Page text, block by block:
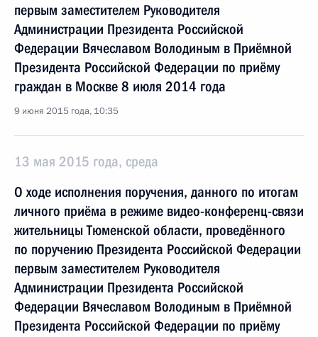
первым заместителем Руководителя
Администрации Президента Российской
Федерации Вячеславом Володиным в Приёмной
Президента Российской Федерации по приёму
граждан в Москве 8 июля 2014 года
9 июня 2015 года, 10:35
13 мая 2015 года, среда
О ходе исполнения поручения, данного по итогам
личного приёма в режиме видео-конференц-связи
жительницы Тюменской области, проведённого
по поручению Президента Российской Федерации
первым заместителем Руководителя
Администрации Президента Российской
Федерации Вячеславом Володиным в Приёмной
Президента Российской Федерации по приёму